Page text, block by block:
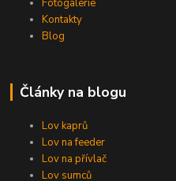
Fotogalerie
Kontakty
Blog
Články na blogu
Lov kaprů
Lov na feeder
Lov na přívlač
Lov sumců